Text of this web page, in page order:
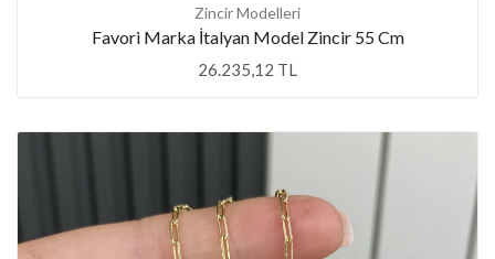
Zincir Modelleri
Favori Marka İtalyan Model Zincir 55 Cm
26.235,12 TL